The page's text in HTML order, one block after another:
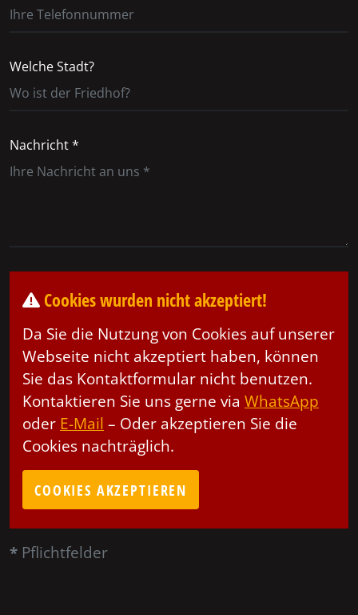
Welche Stadt?
Nachricht *
Cookies wurden nicht akzeptiert!
Da Sie die Nutzung von Cookies auf unserer
Webseite nicht akzeptiert haben, können
Sie das Kontaktformular nicht benutzen.
Kontaktieren Sie uns gerne via WhatsApp
oder E-Mail – Oder akzeptieren Sie die
Cookies nachträglich.
COOKIES AKZEPTIEREN
* Pflichtfelder